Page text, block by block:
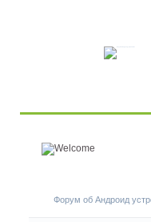
Форум об Андроид